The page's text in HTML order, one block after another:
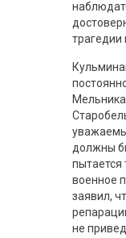
трагедии
должны
пытается
военное
заявил,
не